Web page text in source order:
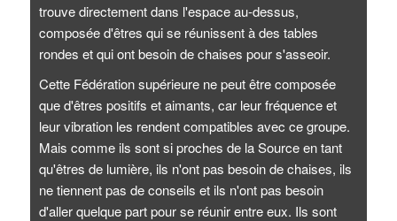
trouve directement dans l'espace au-dessus,
composée d'êtres qui se réunissent à des tables
rondes et qui ont besoin de chaises pour s'asseoir.
Cette Fédération supérieure ne peut être composée
que d'êtres positifs et aimants, car leur fréquence et
leur vibration les rendent compatibles avec ce groupe.
Mais comme ils sont si proches de la Source en tant
qu'êtres de lumière, ils n'ont pas besoin de chaises, ils
ne tiennent pas de conseils et ils n'ont pas besoin
d'aller quelque part pour se réunir entre eux. Ils sont